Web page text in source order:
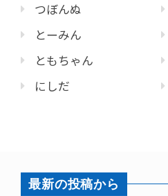
つぼんぬ
とーみん
ともちゃん
にしだ
最新の投稿から